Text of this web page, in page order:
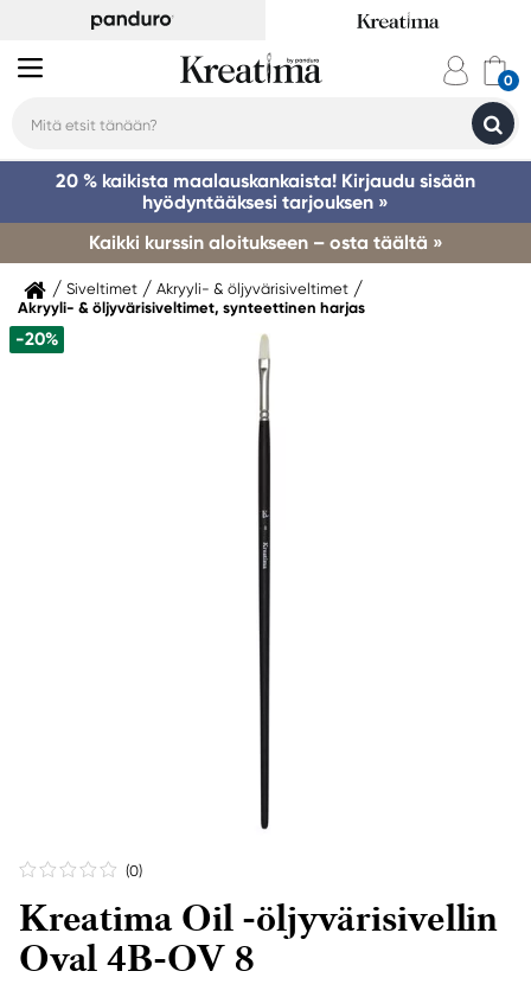
20 % kaikista maalauskankaista! Kirjaudu sisään
hyödyntääksesi tarjouksen »
Kaikki kurssin aloitukseen – osta täältä »
Siveltimet
Akryyli- & öljyvärisiveltimet
Akryyli- & öljyvärisiveltimet, synteettinen harjas
-20%
(0)
Kreatima Oil -öljyvärisivellin
Oval 4B-OV 8